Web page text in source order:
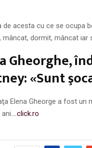
de acesta cu ce se ocupa
mâncat, dormit, mâncat iar
Gheorghe,
«Sunt
Elena Gheorge a fost un
…click.ro